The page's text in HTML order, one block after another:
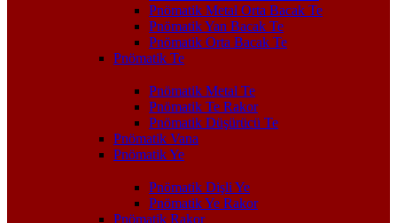
Pnömatik Metal Orta Bacak Te
Pnömatik Yan Bacak Te
Pnömatik Orta Bacak Te
Pnömatik Te
Pnömatik Metal Te
Pnömatik Te Rakor
Pnömatik Düşürücü Te
Pnömatik Vana
Pnömatik Ye
Pnömatik Dişli Ye
Pnömatik Ye Rakor
Pnömatik Rakor